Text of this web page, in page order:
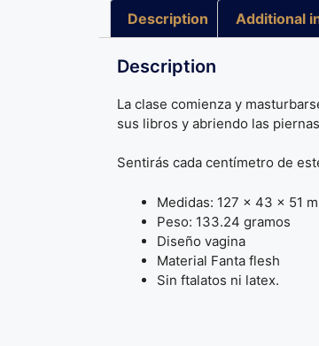
Description Additional
Description
La clase comienza y
sus libros y abriendo las
Sentirás cada centímetro de
Medidas: 127 x 43 x 51
Peso: 133.24 gramos
Diseño vagina
Material Fanta flesh
Sin ftalatos ni latex.